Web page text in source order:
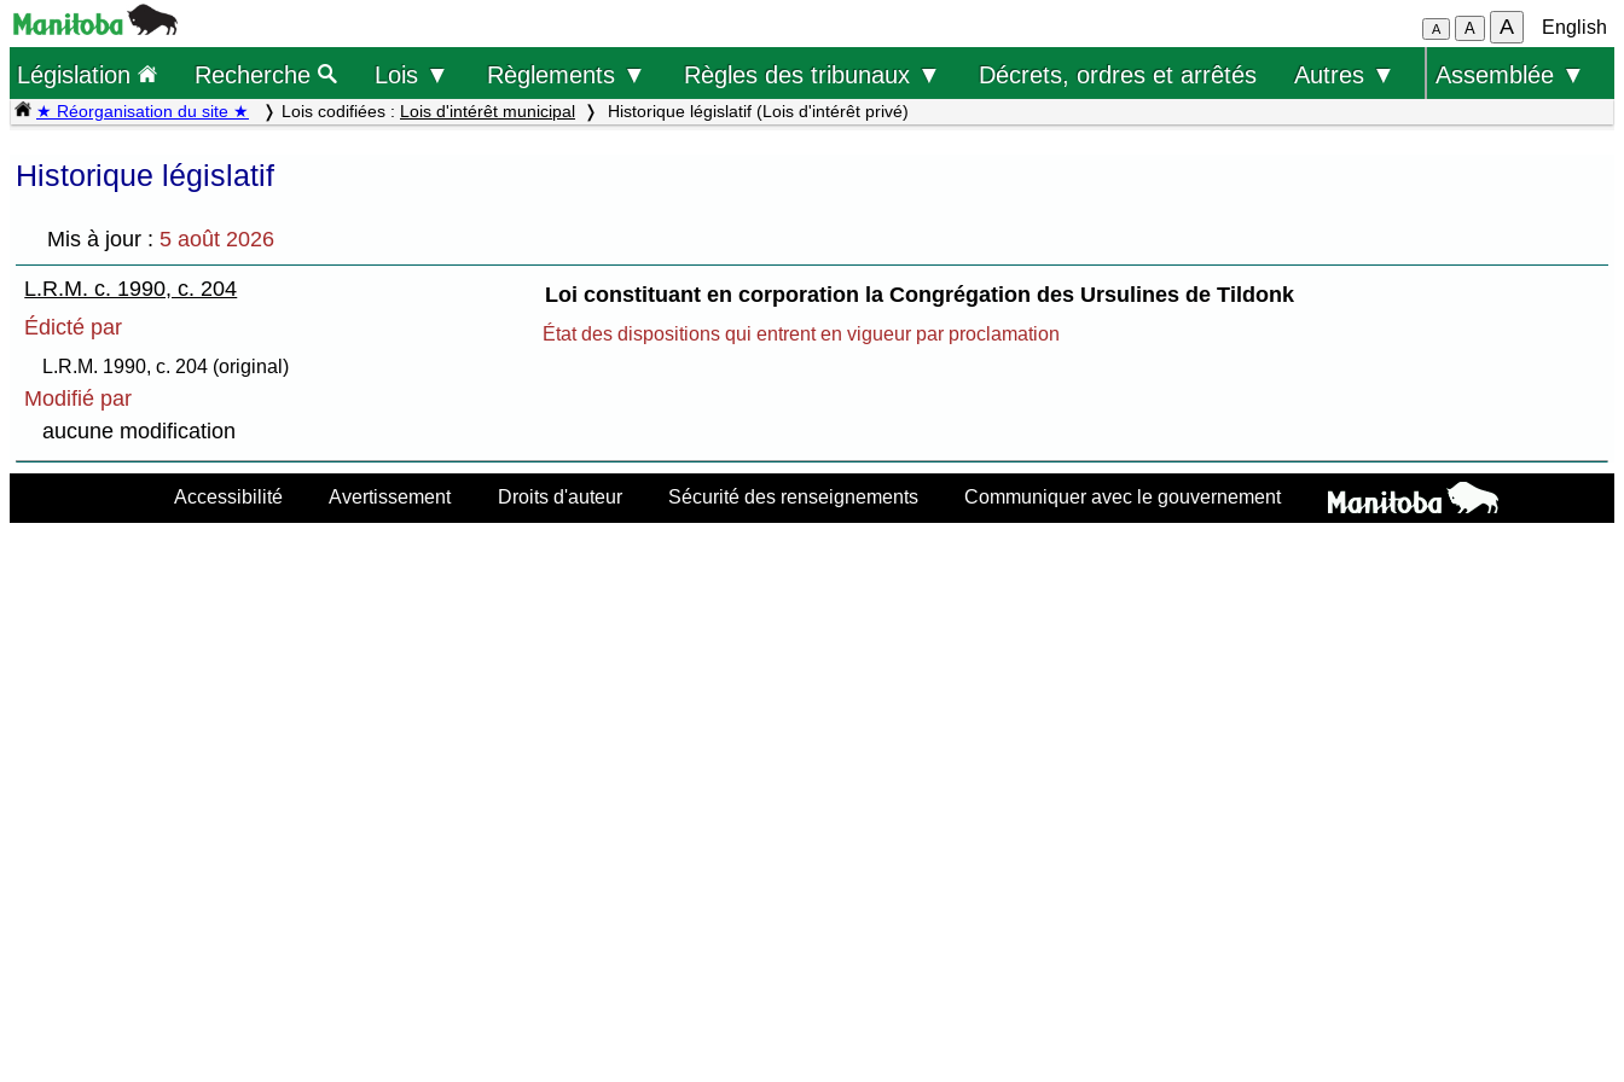
A A A English
Législation Recherche Lois ▼ Règlements ▼ Règles des tribunaux ▼ Décrets, ordres et arrêtés Autres ▼ Assemblée ▼
★ Réorganisation du site ★ Lois codifiées : Lois d'intérêt municipal Historique législatif (Lois d'intérêt privé)
Historique législatif
Mis à jour : 5 août 2026
L.R.M. c. 1990, c. 204
Loi constituant en corporation la Congrégation des Ursulines de Tildonk
Édicté par
État des dispositions qui entrent en vigueur par proclamation
L.R.M. 1990, c. 204 (original)
Modifié par
aucune modification
Accessibilité Avertissement Droits d'auteur Sécurité des renseignements Communiquer avec le gouvernement